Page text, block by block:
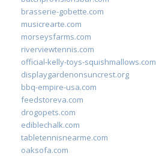
brasserie-gobette.com
musicrearte.com
morseysfarms.com
riverviewtennis.com
official-kelly-toys-squishmallows.com
displaygardenonsuncrest.org
bbq-empire-usa.com
feedstoreva.com
drogopets.com
ediblechalk.com
tabletennisnearme.com
oaksofa.com